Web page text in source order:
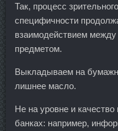
Так, процесс
специфичности
взаимодействием
предметом.
Выкладываем на
лишнее масло.
Не на уровне и
банках: например,